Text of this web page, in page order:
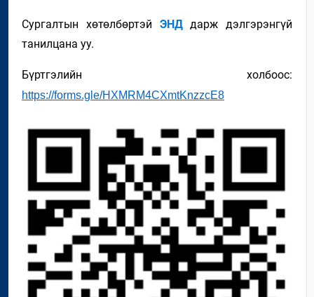
Сургалтын хөтөлбөртэй ЭНДдарж дэлгэрэнгүй
танилцана уу.
Бүртгэлийн холбоос:
https://forms.gle/HXMRM4CXmtKnzzcE8